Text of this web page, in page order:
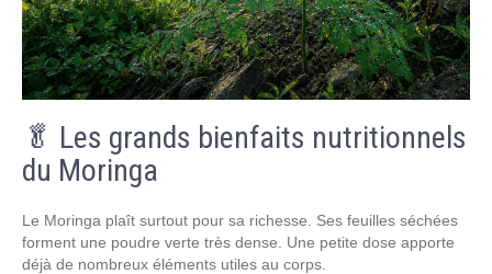
🥬 Les grands bienfaits nutritionnels
du Moringa
Le Moringa plaît surtout pour sa richesse. Ses feuilles séchées
forment une poudre verte très dense. Une petite dose apporte
déjà de nombreux éléments utiles au corps.